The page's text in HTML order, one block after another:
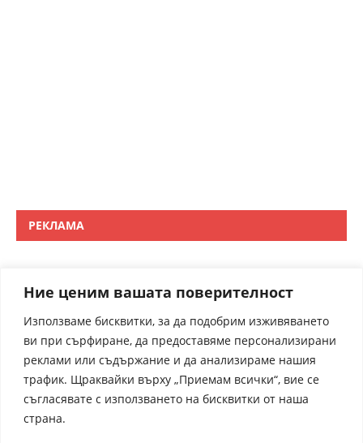
Ние ценим вашата поверителност
Използваме бисквитки, за да подобрим изживяването
ви при сърфиране, да предоставяме персонализирани
реклами или съдържание и да анализираме нашия
трафик. Щраквайки върху „Приемам всички“, вие се
съгласявате с използването на бисквитки от наша
страна.
РЕКЛАМА